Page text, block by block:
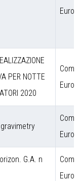
PER NOTTE
2020
G.A. n